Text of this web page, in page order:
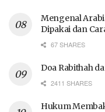
Mengenal
Dipakai dan
67 SHARES
Doa Rabithah
2411 SHARES
Hukum